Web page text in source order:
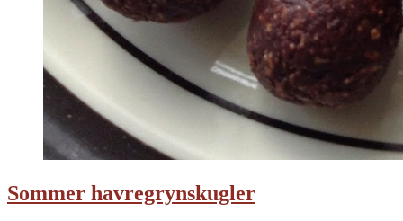
Sommer havregrynskugler